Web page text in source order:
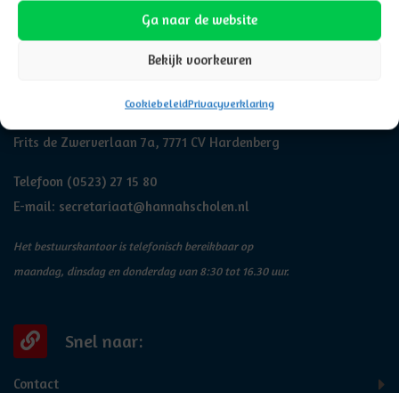
Ga naar de website
Bekijk voorkeuren
CookiebeleidPrivacyverklaring
Adresgegevens
Frits de Zwerverlaan 7a, 7771 CV Hardenberg
Telefoon (0523) 27 15 80
E-mail: secretariaat@hannahscholen.nl
Het bestuurskantoor is telefonisch bereikbaar op
maandag, dinsdag en donderdag van 8:30 tot 16.30 uur.
Snel naar:
Contact